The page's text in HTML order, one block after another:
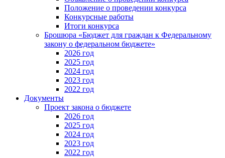
Положение о проведении конкурса
Конкурсные работы
Итоги конкурса
Брошюра «Бюджет для граждан к Федеральному
закону о федеральном бюджете»
2026 год
2025 год
2024 год
2023 год
2022 год
Документы
Проект закона о бюджете
2026 год
2025 год
2024 год
2023 год
2022 год